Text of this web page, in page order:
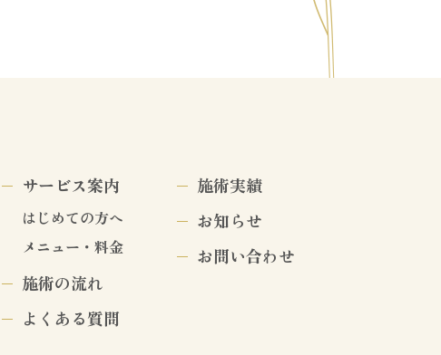
サービス案内
はじめての方へ
メニュー・料金
施術の流れ
よくある質問
施術実績
お知らせ
お問い合わせ